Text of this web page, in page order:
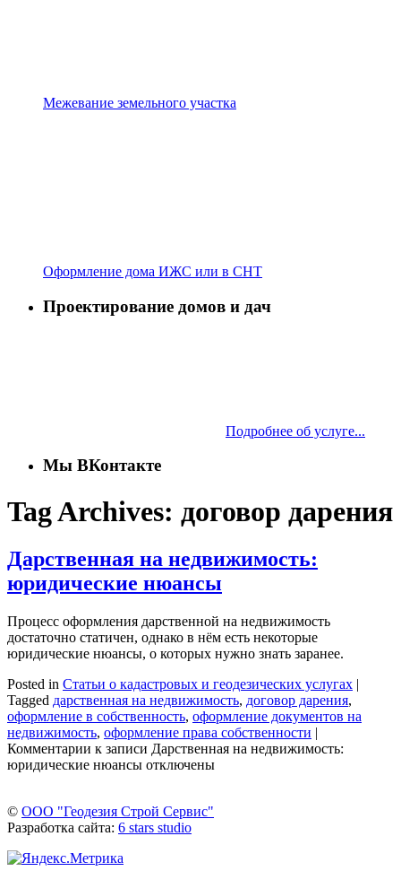
Межевание земельного участка
Оформление дома ИЖС или в СНТ
Проектирование домов и дач
Подробнее об услуге...
Мы ВКонтакте
Tag Archives: договор дарения
Дарственная на недвижимость:
юридические нюансы
Процесс оформления дарственной на недвижимость
достаточно статичен, однако в нём есть некоторые
юридические нюансы, о которых нужно знать заранее.
Posted in Статьи о кадастровых и геодезических услугах |
Tagged дарственная на недвижимость, договор дарения,
оформление в собственность, оформление документов на
недвижимость, оформление права собственности |
Комментарии к записи Дарственная на недвижимость:
юридические нюансы отключены
© ООО "Геодезия Строй Сервис"
Разработка сайта: 6 stars studio